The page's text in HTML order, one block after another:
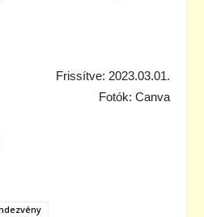
Frissítve: 2023.03.01.
Fotók: Canva